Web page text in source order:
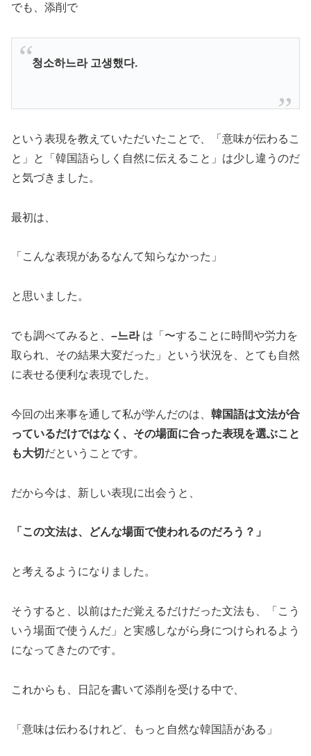
でも、添削で
청소하느라 고생했다.
という表現を教えていただいたことで、「意味が伝わるこ
と」と「韓国語らしく自然に伝えること」は少し違うのだ
と気づきました。
最初は、
「こんな表現があるなんて知らなかった」
と思いました。
でも調べてみると、 –느라は「〜することに時間や労力を
取られ、その結果大変だった」という状況を、とても自然
に表せる便利な表現でした。
今回の出来事を通して私が学んだのは、 韓国語は文法が合
っているだけではなく、その場面に合った表現を選ぶこと
も大切 だということです。
だから今は、新しい表現に出会うと、
「この文法は、どんな場面で使われるのだろう？」
と考えるようになりました。
そうすると、以前はただ覚えるだけだった文法も、「こう
いう場面で使うんだ」と実感しながら身につけられるよう
になってきたのです。
これからも、日記を書いて添削を受ける中で、
「意味は伝わるけれど、もっと自然な韓国語がある」